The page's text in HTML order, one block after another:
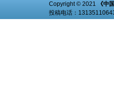
Copyright © 2021
《中
投稿电话：